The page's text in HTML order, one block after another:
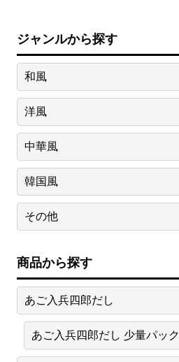
ジャンルから探す
和風
洋風
中華風
韓国風
その他
商品から探す
あご入兵四郎だし
あご入兵四郎だし 少量パック